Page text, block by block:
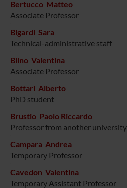
Bertucco Matteo
Associate Professor
Bigardi Sara
Technical-administrative staff
Biino Valentina
Associate Professor
Bottari Alberto
PhD student
Brustio Paolo Riccardo
Professor from another university
Campara Andrea
Temporary Professor
Cavedon Valentina
Temporary Assistant Professor